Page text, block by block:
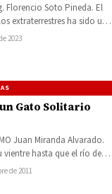
Florencio Soto Pineda. El
extraterrestres ha sido un
2023
Gato Solitario
Juan Miranda Alvarado.
vientre hasta que el río de tu
en mi…
de 2011